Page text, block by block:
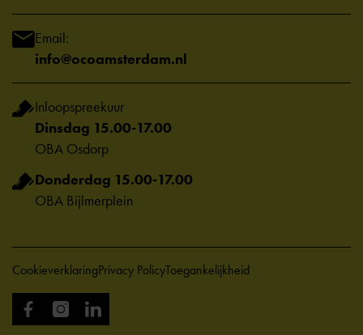
Email:
info@ocoamsterdam.nl
Inloopspreekuur
Dinsdag 15.00-17.00
OBA Osdorp
Donderdag 15.00-17.00
OBA Bijlmerplein
CookieverklaringPrivacy PolicyToegankelijkheid